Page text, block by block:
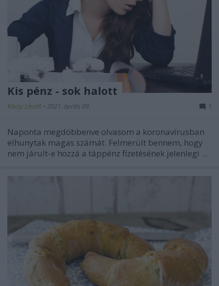
Kis pénz - sok halott
Kóczy László • 2021. április 09. 1
Naponta megdöbbenve olvasom a koronavírusban
elhunytak magas számát. Felmerült bennem, hogy
nem járult-e hozzá a táppénz fizetésének jelenlegi ...